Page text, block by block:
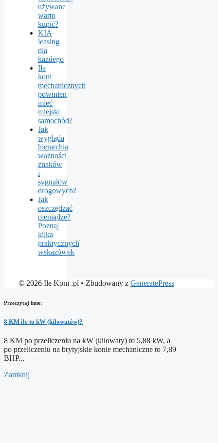
używane
warto
kupić?
KIA
leasing
dla
każdego
Ile
koni
mechanicznych
powinien
mieć
miejski
samochód?
Jak
wygląda
hierarchia
ważności
znaków
i
sygnałów
drogowych?
Jak
oszczędzać
pieniądze?
Poznaj
kilka
praktycznych
wskazówek
© 2026 Ile Koni .pl • Zbudowany z GeneratePress
Przeczytaj inne:
8 KM ile to kW (kilowatów)?
8 KM po przeliczeniu na kW (kilowaty) to 5,88 kW, a
po przeliczeniu na brytyjskie konie mechaniczne to 7,89
BHP...
Zamknij